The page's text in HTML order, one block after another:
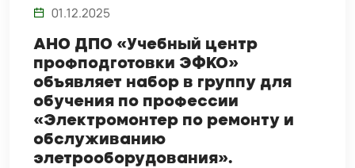
01.12.2025
АНО ДПО «Учебный центр
профподготовки ЭФКО»
объявляет набор в группу для
обучения по профессии
«Электромонтер по ремонту и
обслуживанию
элетрооборудования».